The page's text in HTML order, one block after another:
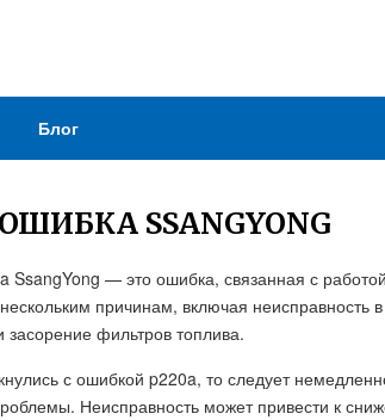
Блог
SSANGYONG
SsangYong — это ошибка, связанная с
нескольким причинам, включая
засорение фильтров топлива.
с ошибкой p220a, то следует
Неисправность может привести к